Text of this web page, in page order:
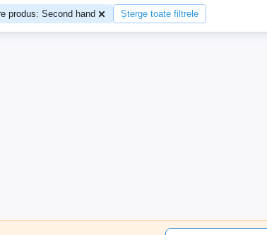
produs: Second hand Șterge toate filtrele